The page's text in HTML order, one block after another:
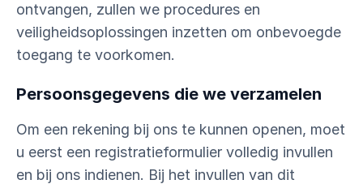
ontvangen, zullen we procedures en
veiligheidsoplossingen inzetten om onbevoegde
toegang te voorkomen.
Persoonsgegevens die we verzamelen
Om een rekening bij ons te kunnen openen, moet
u eerst een registratieformulier volledig invullen
en bij ons indienen. Bij het invullen van dit